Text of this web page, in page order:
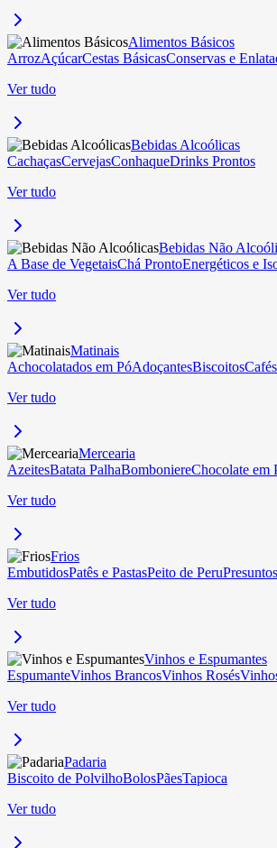
Alimentos Básicos
ArrozAçúcarCestas BásicasConservas e
Ver tudo
Bebidas Alcoólicas
CachaçasCervejasConhaqueDrinks Prontos
Ver tudo
Bebidas Não
A Base de VegetaisChá ProntoEnergéticos e
Ver tudo
Matinais
Achocolatados em PóAdoçantesBiscoitos
Ver tudo
Mercearia
AzeitesBatata PalhaBomboniereChocolate em
Ver tudo
Frios
EmbutidosPatês e PastasPeito de PeruPresuntos
Ver tudo
Vinhos e Espumantes
EspumanteVinhos BrancosVinhos Rosés
Ver tudo
Padaria
Biscoito de PolvilhoBolosPãesTapioca
Ver tudo